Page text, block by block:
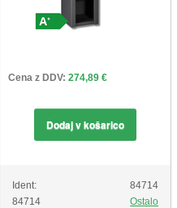
Cena z DDV: 274,89 €
Dodaj v košarico
Ident:
84714
84714
Ostalo